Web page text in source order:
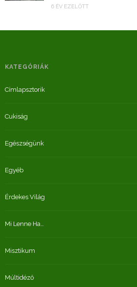
6 ÉV EZELŐTT
KATEGÓRIÁK
Címlapsztorik
Cukiság
Egészségünk
Egyéb
Érdekes Világ
Mi Lenne Ha…
Misztikum
Múltidéző